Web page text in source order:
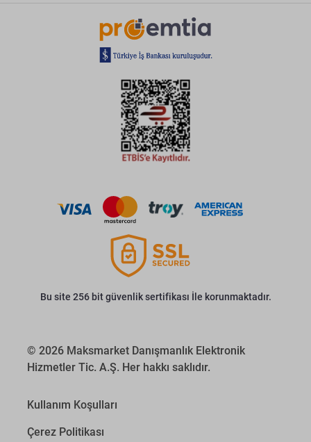
Bu site 256 bit güvenlik sertifikası İle korunmaktadır.
© 2026 Maksmarket Danışmanlık Elektronik
Hizmetler Tic. A.Ş. Her hakkı saklıdır.
Kullanım Koşulları
Çerez Politikası